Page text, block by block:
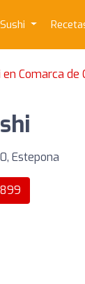
Comarca
Estepona